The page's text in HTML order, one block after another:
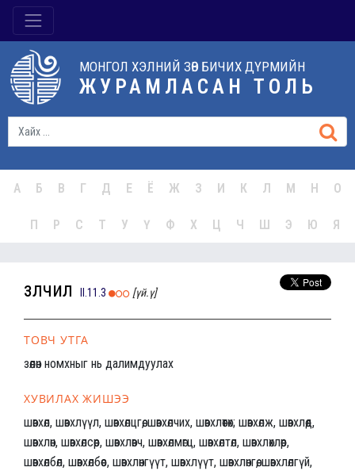
МОНГОЛ ХЭЛНИЙ ЗӨВ БИЧИХ ДҮРМИЙН
ЖУРАМЛАСАН ТОЛЬ
А Б В Г Д Е Ё Ж З И К Л М Н О
П Р С Т У Ү Ф Х Ц Ч Ш Э Ю Я
зөөлчил II.11.3 [үй.ү]
ТОВЧ УТГА
зөөлөн номхныг нь далимдуулах
ХУВИЛАХ ЖИШЭЭ
шөвхөл, шөвхлүүл, шөвхөлцгөө, шөвхөлчих, шөвхлөөтөх; шөвхөлж, шөвхлөөд,
шөвхлөн, шөвхөлсөөр, шөвхлөвч, шөвхөлмөгц, шөвхөлтөл, шөвхлөхлөөр,
шөвхөлбөл, шөвхөлбөөс, шөвхлөнгүүт, шөвхлүүт, шөвхлөнгөө, шөвхлөлгүй,